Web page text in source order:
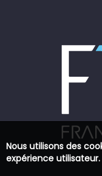
Nous utilisons des
expérience utilisateur.